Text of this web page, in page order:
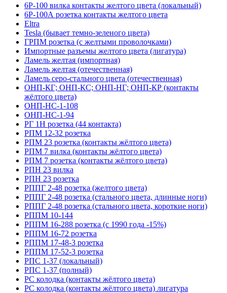
6Р-100 вилка контакты желтого цвета (локальный)
6Р-100А розетка контакты желтого цвета
Eltra
Tesla (бывает темно-зеленого цвета)
ГРПМ розетка (с желтыми проволочками)
Импортные разъемы желтого цвета (лигатура)
Ламель желтая (импортная)
Ламель желтая (отечественная)
Ламель серо-стального цвета (отечественная)
ОНП-КГ; ОНП-КС; ОНП-НГ; ОНП-КР (контакты
жёлтого цвета)
ОНП-НС-1-108
ОНП-НС-1-94
РГ 1Н розетка (44 контакта)
РПМ 12-32 розетка
РПМ 23 розетка (контакты жёлтого цвета)
РПМ 7 вилка (контакты жёлтого цвета)
РПМ 7 розетка (контакты жёлтого цвета)
РПН 23 вилка
РПН 23 розетка
РППГ 2-48 розетка (желтого цвета)
РППГ 2-48 розетка (стального цвета, длинные ноги)
РППГ 2-48 розетка (стального цвета, короткие ноги)
РППМ 10-144
РППМ 16-288 розетка (с 1990 года -15%)
РППМ 16-72 розетка
РППМ 17-48-3 розетка
РППМ 17-52-3 розетка
РПС 1-37 (локальный)
РПС 1-37 (полный)
РС колодка (контакты жёлтого цвета)
РС колодка (контакты жёлтого цвета) лигатура